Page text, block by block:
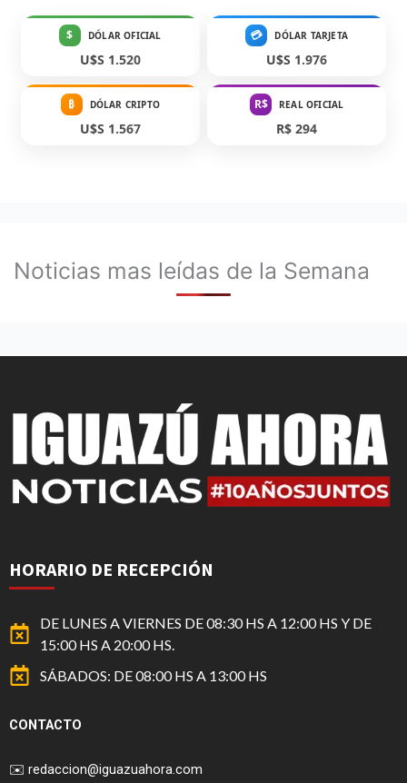
$ DÓLAR OFICIAL
U$S 1.520
💳 DÓLAR TARJETA
U$S 1.976
₿ DÓLAR CRIPTO
U$S 1.567
R$ REAL OFICIAL
R$ 294
Noticias mas leídas de la Semana
HORARIO DE RECEPCIÓN
DE LUNES A VIERNES DE 08:30 HS A 12:00 HS Y DE
15:00 HS A 20:00 HS.
SÁBADOS: DE 08:00 HS A 13:00 HS
CONTACTO
✉️ redaccion@iguazuahora.com